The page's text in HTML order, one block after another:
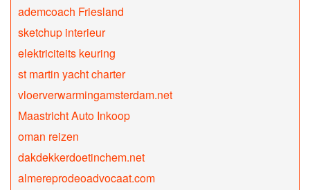
ademcoach Friesland
sketchup interieur
elektriciteits keuring
st martin yacht charter
vloerverwarmingamsterdam.net
Maastricht Auto Inkoop
oman reizen
dakdekkerdoetinchem.net
almereprodeoadvocaat.com